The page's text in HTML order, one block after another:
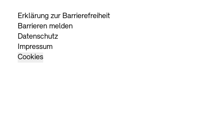
Erklärung zur Barrierefreiheit
Barrieren melden
Datenschutz
Impressum
Cookies